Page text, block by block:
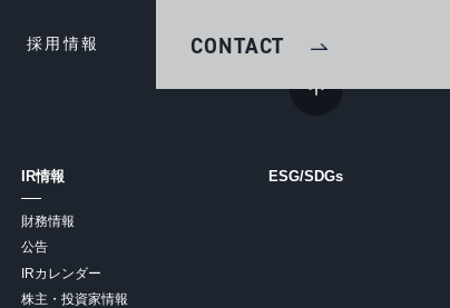
採用情報 CONTACT
IR情報
財務情報
公告
IRカレンダー
株主・投資家情報
ESG/SDGs